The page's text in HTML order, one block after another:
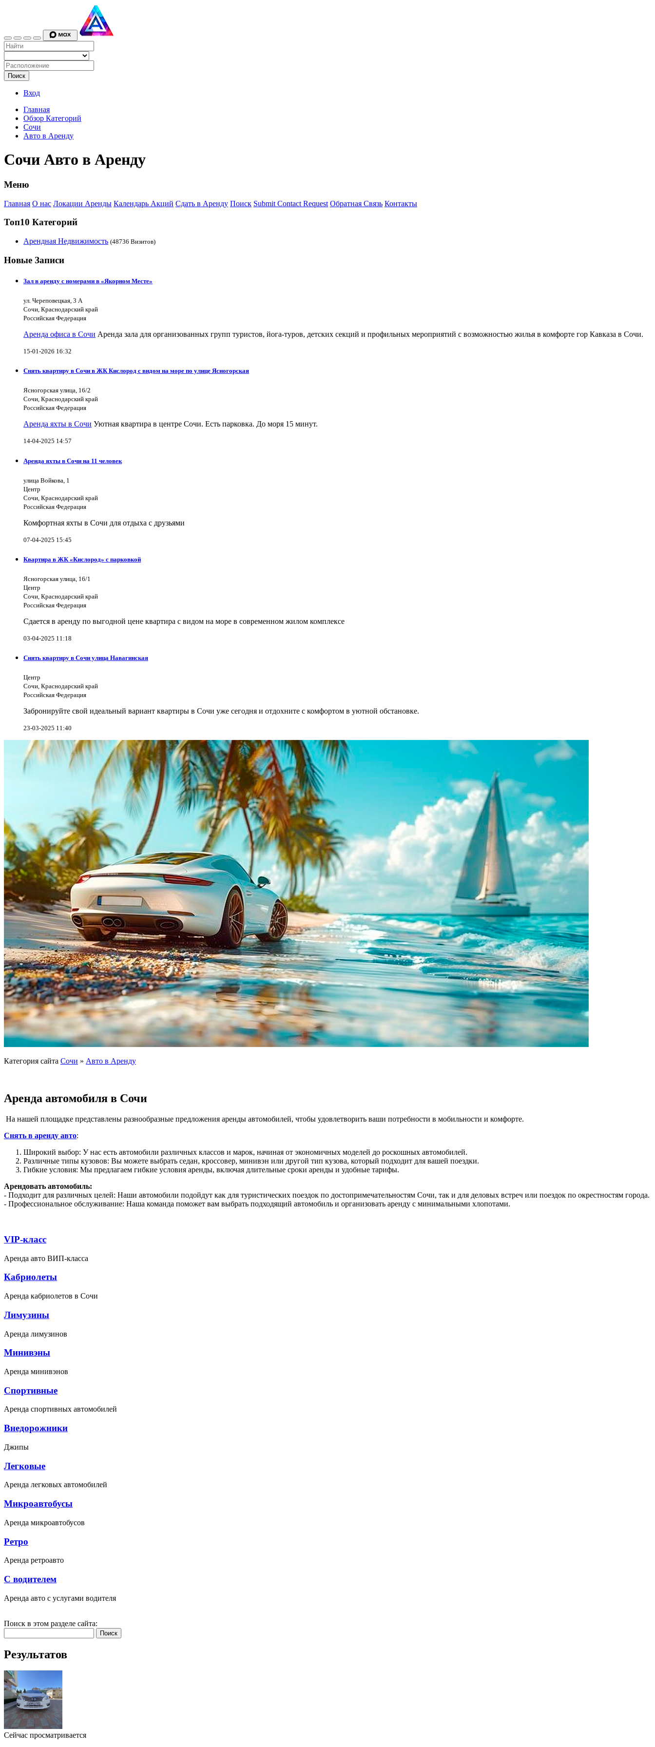
Поиск
Вход
Главная
Обзор Категорий
Сочи
Авто в Аренду
Сочи Авто в Аренду
Меню
Главная О нас Локации Аренды Календарь Акций Сдать в Аренду Поиск Submit Contact Request Обратная Связь Контакты
Топ10 Категорий
Арендная Недвижимость (48736 Визитов)
Новые Записи
Зал в аренду с номерами в «Якорном Месте»
ул. Череповецкая, 3 А
Сочи, Краснодарский край
Российская Федерация
Аренда офиса в Сочи Аренда зала для организованных групп туристов, йога-туров, детских секций и профильных мероприятий с возможностью жилья в комфорте гор Кавказа в Сочи.
15-01-2026 16:32
Снять квартиру в Сочи в ЖК Кислород с видом на море по улице Ясногорская
Ясногорская улица, 16/2
Сочи, Краснодарский край
Российская Федерация
Аренда яхты в Сочи Уютная квартира в центре Сочи. Есть парковка. До моря 15 минут.
14-04-2025 14:57
Аренда яхты в Сочи на 11 человек
улица Войкова, 1
Центр
Сочи, Краснодарский край
Российская Федерация
Комфортная яхты в Сочи для отдыха с друзьями
07-04-2025 15:45
Квартира в ЖК «Кислород» с парковкой
Ясногорская улица, 16/1
Центр
Сочи, Краснодарский край
Российская Федерация
Сдается в аренду по выгодной цене квартира с видом на море в современном жилом комплексе
03-04-2025 11:18
Снять квартиру в Сочи улица Навагинская
Центр
Сочи, Краснодарский край
Российская Федерация
Забронируйте свой идеальный вариант квартиры в Сочи уже сегодня и отдохните с комфортом в уютной обстановке.
23-03-2025 11:40
Категория сайта Сочи » Авто в Аренду
Аренда автомобиля в Сочи
На нашей площадке представлены разнообразные предложения аренды автомобилей, чтобы удовлетворить ваши потребности в мобильности и комфорте.
Снять в аренду авто:
Широкий выбор: У нас есть автомобили различных классов и марок, начиная от экономичных моделей до роскошных автомобилей.
Различные типы кузовов: Вы можете выбрать седан, кроссовер, минивэн или другой тип кузова, который подходит для вашей поездки.
Гибкие условия: Мы предлагаем гибкие условия аренды, включая длительные сроки аренды и удобные тарифы.
Арендовать автомобиль:
- Подходит для различных целей: Наши автомобили подойдут как для туристических поездок по достопримечательностям Сочи, так и для деловых встреч или поездок по окрестностям города.
- Профессиональное обслуживание: Наша команда поможет вам выбрать подходящий автомобиль и организовать аренду с минимальными хлопотами.
VIP-класс
Аренда авто ВИП-класса
Кабриолеты
Аренда кабриолетов в Сочи
Лимузины
Аренда лимузинов
Минивэны
Аренда минивэнов
Спортивные
Аренда спортивных автомобилей
Внедорожники
Джипы
Легковые
Аренда легковых автомобилей
Микроавтобусы
Аренда микроавтобусов
Ретро
Аренда ретроавто
С водителем
Аренда авто с услугами водителя
Поиск в этом разделе сайта:
Поиск
Результатов
Сейчас просматривается